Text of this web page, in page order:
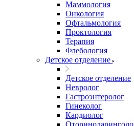
Маммология
Онкология
Офтальмология
Проктология
Терапия
Флебология
Детское отделение
Детское отделение
Невролог
Гастроэнтеролог
Гинеколог
Кардиолог